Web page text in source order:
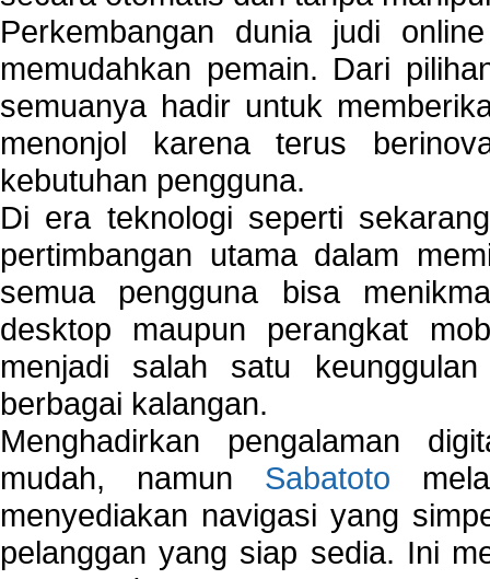
Perkembangan dunia judi
memudahkan pemain. Dari
semuanya hadir untuk
menonjol karena terus
kebutuhan pengguna.
Di era teknologi seperti
pertimbangan utama dalam
semua pengguna bisa
desktop maupun perangkat
menjadi salah satu
berbagai kalangan.
Menghadirkan pengalaman
mudah, namun Sabatoto
menyediakan navigasi yang
pelanggan yang siap sedia. Ini